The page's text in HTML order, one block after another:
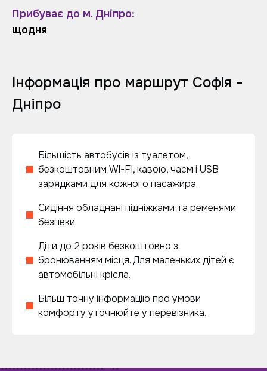
Прибуває до м. Дніпро:
щодня
Інформація про маршрут Софія -
Дніпро
Більшість автобусів із туалетом,
безкоштовним WI-FI, кавою, чаєм і USB
зарядками для кожного пасажира.
Сидіння обладнані підніжками та ременями
безпеки.
Діти до 2 років безкоштовно з
бронюванням місця. Для маленьких дітей є
автомобільні крісла.
Більш точну інформацію про умови
комфорту уточнюйте у перевізника.